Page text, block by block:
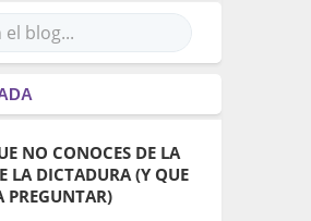
NO CONOCES DE LA
LA DICTADURA (Y QUE
PREGUNTAR)